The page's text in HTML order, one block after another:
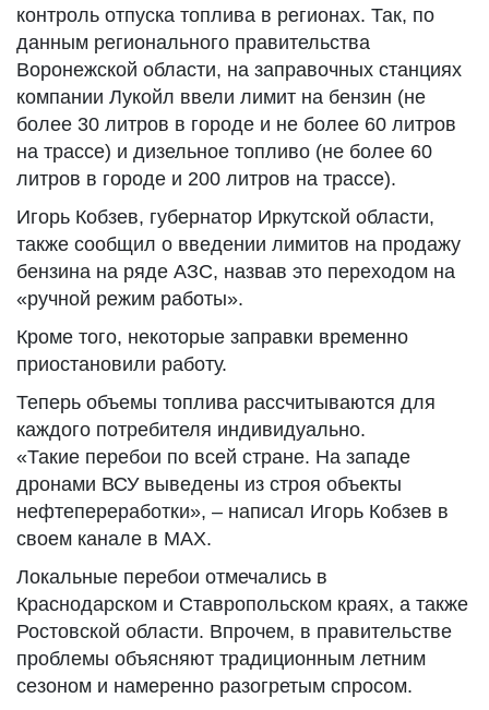
контроль отпуска топлива в регионах. Так, по
данным регионального правительства
Воронежской области, на заправочных станциях
компании Лукойл ввели лимит на бензин (не
более 30 литров в городе и не более 60 литров
на трассе) и дизельное топливо (не более 60
литров в городе и 200 литров на трассе).
Игорь Кобзев, губернатор Иркутской области,
также сообщил о введении лимитов на продажу
бензина на ряде АЗС, назвав это переходом на
«ручной режим работы».
Кроме того, некоторые заправки временно
приостановили работу.
Теперь объемы топлива рассчитываются для
каждого потребителя индивидуально.
«Такие перебои по всей стране. На западе
дронами ВСУ выведены из строя объекты
нефтепереработки», – написал Игорь Кобзев в
своем канале в MAX.
Локальные перебои отмечались в
Краснодарском и Ставропольском краях, а также
Ростовской области. Впрочем, в правительстве
проблемы объясняют традиционным летним
сезоном и намеренно разогретым спросом.